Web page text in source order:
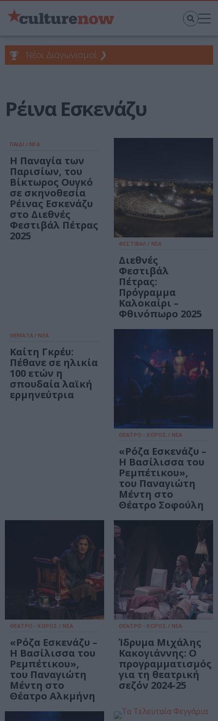
Νέοι Διαγωνισμοί ❯
Ρέινα Εσκενάζυ
ΠΑΙΔΙ / ΝΕΑ
Η Παναγία των
Παρισίων, του
Βίκτωρος Ουγκό
σε σκηνοθεσία
Ρέινας Εσκενάζυ
στο Διεθνές
Φεστιβάλ Πέτρας
2025
ΦΕΣΤΙΒΑΛ / ΝΕΑ
Διεθνές
Φεστιβάλ
Πέτρας:
Πρόγραμμα
Καλοκαίρι –
Φθινόπωρο 2025
ΘΕΜΑΤΑ / ΝΕΑ
Καίτη Γκρέυ:
Πέθανε σε ηλικία
100 ετών η
σπουδαία λαϊκή
ερμηνεύτρια
ΘΕΑΤΡΟ - ΧΟΡΟΣ / ΝΕΑ
«Ρόζα Εσκενάζυ –
Η Βασίλισσα του
Ρεμπέτικου»,
του Παναγιώτη
Μέντη στο
Θέατρο Σοφούλη
ΘΕΑΤΡΟ - ΧΟΡΟΣ / ΝΕΑ
«Ρόζα Εσκενάζυ –
Η Βασίλισσα του
Ρεμπέτικου»,
του Παναγιώτη
Μέντη στο
Θέατρο Αλκμήνη
ΘΕΑΤΡΟ - ΧΟΡΟΣ / ΝΕΑ
Ίδρυμα Μιχάλης
Κακογιάννης: Ο
προγραμματισμός
για τη θεατρική
σεζόν 2024-25